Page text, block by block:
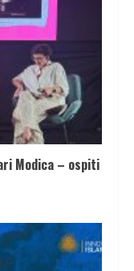
Modica – ospiti